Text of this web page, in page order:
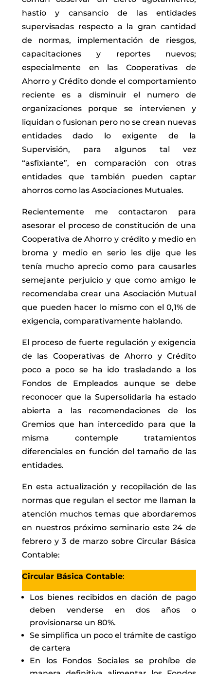
hastío y cansancio de las entidades
supervisadas respecto a la gran cantidad
de normas, implementación de riesgos,
capacitaciones y reportes nuevos;
especialmente en las Cooperativas de
Ahorro y Crédito donde el comportamiento
reciente es a disminuir el numero de
organizaciones porque se intervienen y
liquidan o fusionan pero no se crean nuevas
entidades dado lo exigente de la
Supervisión, para algunos tal vez
“asfixiante”, en comparación con otras
entidades que también pueden captar
ahorros como las Asociaciones Mutuales.
Recientemente me contactaron para
asesorar el proceso de constitución de una
Cooperativa de Ahorro y crédito y medio en
broma y medio en serio les dije que les
tenía mucho aprecio como para causarles
semejante perjuicio y que como amigo le
recomendaba crear una Asociación Mutual
que pueden hacer lo mismo con el 0,1% de
exigencia, comparativamente hablando.
El proceso de fuerte regulación y exigencia
de las Cooperativas de Ahorro y Crédito
poco a poco se ha ido trasladando a los
Fondos de Empleados aunque se debe
reconocer que la Supersolidaria ha estado
abierta a las recomendaciones de los
Gremios que han intercedido para que la
misma contemple tratamientos
diferenciales en función del tamaño de las
entidades.
En esta actualización y recopilación de las
normas que regulan el sector me llaman la
atención muchos temas que abordaremos
en nuestros próximo seminario este 24 de
febrero y 3 de marzo sobre Circular Básica
Contable:
Circular Básica Contable:
Los bienes recibidos en dación de pago
deben venderse en dos años o
provisionarse un 80%.
Se simplifica un poco el trámite de castigo
de cartera
En los Fondos Sociales se prohíbe de